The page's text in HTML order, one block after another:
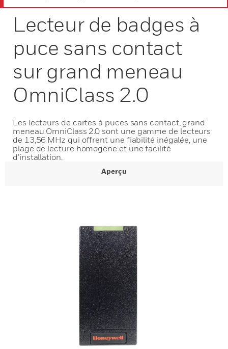
Lecteur de badges à
puce sans contact
sur grand meneau
OmniClass 2.0
Les lecteurs de cartes à puces sans contact, grand
meneau OmniClass 2.0 sont une gamme de lecteurs
de 13,56 MHz qui offrent une fiabilité inégalée, une
plage de lecture homogène et une facilité
d’installation.
Aperçu